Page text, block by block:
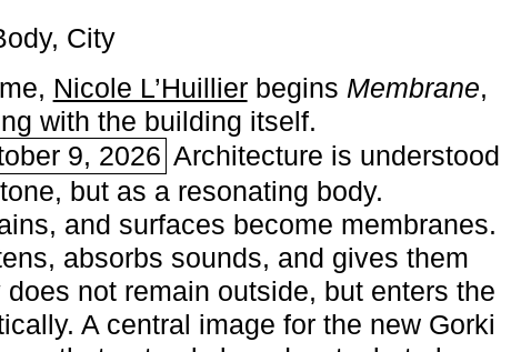
City
Nicole L’Huillierbegins ­ Membrane,
with the building itself.
9, 2026 Architecture is understood
but as a resonating body.
and surfaces become membranes.
absorbs sounds, and gives them
not remain outside, but enters the
A central image for the new Gorki